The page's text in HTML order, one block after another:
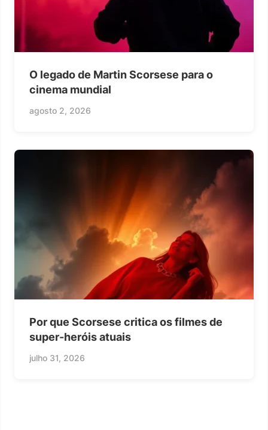
O legado de Martin Scorsese para o
cinema mundial
agosto 2, 2026
Por que Scorsese critica os filmes de
super-heróis atuais
julho 31, 2026